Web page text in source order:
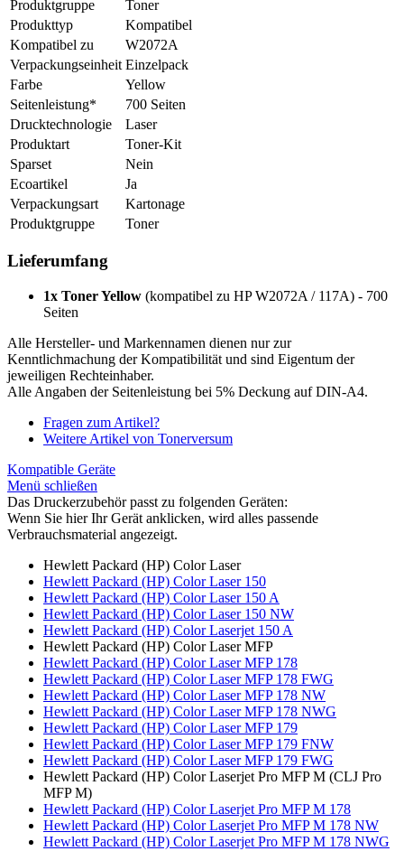
Produktgruppe
Toner
Produkttyp
Kompatibel
Kompatibel zu
W2072A
Verpackungseinheit Einzelpack
Farbe
Yellow
Seitenleistung*
700 Seiten
Drucktechnologie
Laser
Produktart
Toner-Kit
Sparset
Nein
Ecoartikel
Ja
Verpackungsart
Kartonage
Produktgruppe
Toner
Lieferumfang
1x Toner Yellow (kompatibel zu HP W2072A / 117A) - 700
Seiten
Alle Hersteller- und Markennamen dienen nur zur
Kenntlichmachung der Kompatibilität und sind Eigentum der
jeweiligen Rechteinhaber.
Alle Angaben der Seitenleistung bei 5% Deckung auf DIN-A4.
Fragen zum Artikel?
Weitere Artikel von Tonerversum
Kompatible Geräte
Menü schließen
Das Druckerzubehör passt zu folgenden Geräten:
Wenn Sie hier Ihr Gerät anklicken, wird alles passende
Verbrauchsmaterial angezeigt.
Hewlett Packard (HP) Color Laser
Hewlett Packard (HP) Color Laser 150
Hewlett Packard (HP) Color Laser 150 A
Hewlett Packard (HP) Color Laser 150 NW
Hewlett Packard (HP) Color Laserjet 150 A
Hewlett Packard (HP) Color Laser MFP
Hewlett Packard (HP) Color Laser MFP 178
Hewlett Packard (HP) Color Laser MFP 178 FWG
Hewlett Packard (HP) Color Laser MFP 178 NW
Hewlett Packard (HP) Color Laser MFP 178 NWG
Hewlett Packard (HP) Color Laser MFP 179
Hewlett Packard (HP) Color Laser MFP 179 FNW
Hewlett Packard (HP) Color Laser MFP 179 FWG
Hewlett Packard (HP) Color Laserjet Pro MFP M (CLJ Pro
MFP M)
Hewlett Packard (HP) Color Laserjet Pro MFP M 178
Hewlett Packard (HP) Color Laserjet Pro MFP M 178 NW
Hewlett Packard (HP) Color Laserjet Pro MFP M 178 NWG